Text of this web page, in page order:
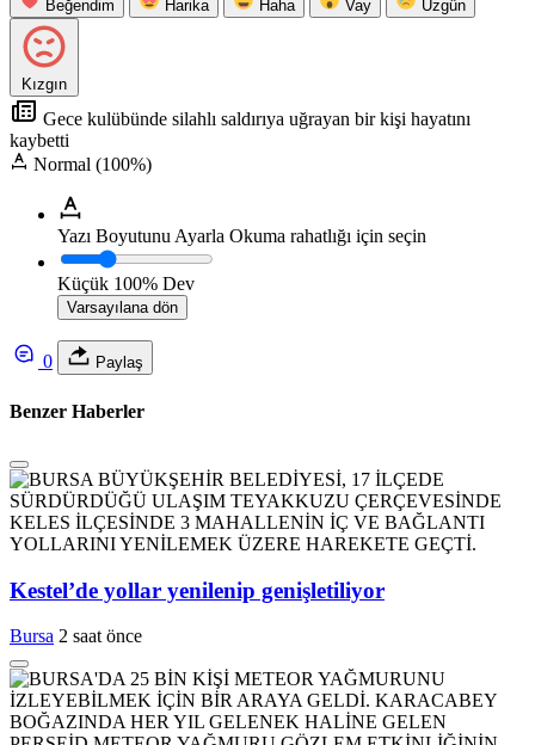
Beğendim Harika Haha Vay Üzgün
Kızgın
Gece kulübünde silahlı saldırıya uğrayan bir kişi hayatını
kaybetti
Normal (100%)
Yazı Boyutunu Ayarla Okuma rahatlığı için seçin
Küçük 100% Dev
Varsayılana dön
0 Paylaş
Benzer Haberler
Kestel’de yollar yenilenip genişletiliyor
Bursa 2 saat önce